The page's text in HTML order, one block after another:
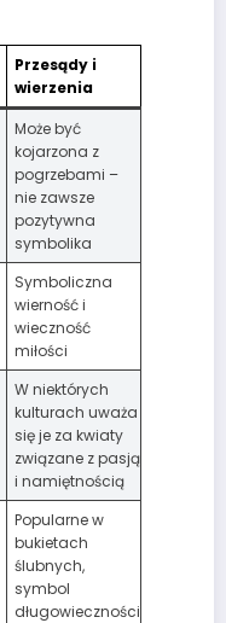
Przesądy i
wierzenia
Może być
kojarzona z
pogrzebami –
nie zawsze
pozytywna
symbolika
Symboliczna
wierność i
wieczność
miłości
W niektórych
kulturach uważa
się je za kwiaty
związane z pasją
i namiętnością
Popularne w
bukietach
ślubnych,
symbol
długowieczności